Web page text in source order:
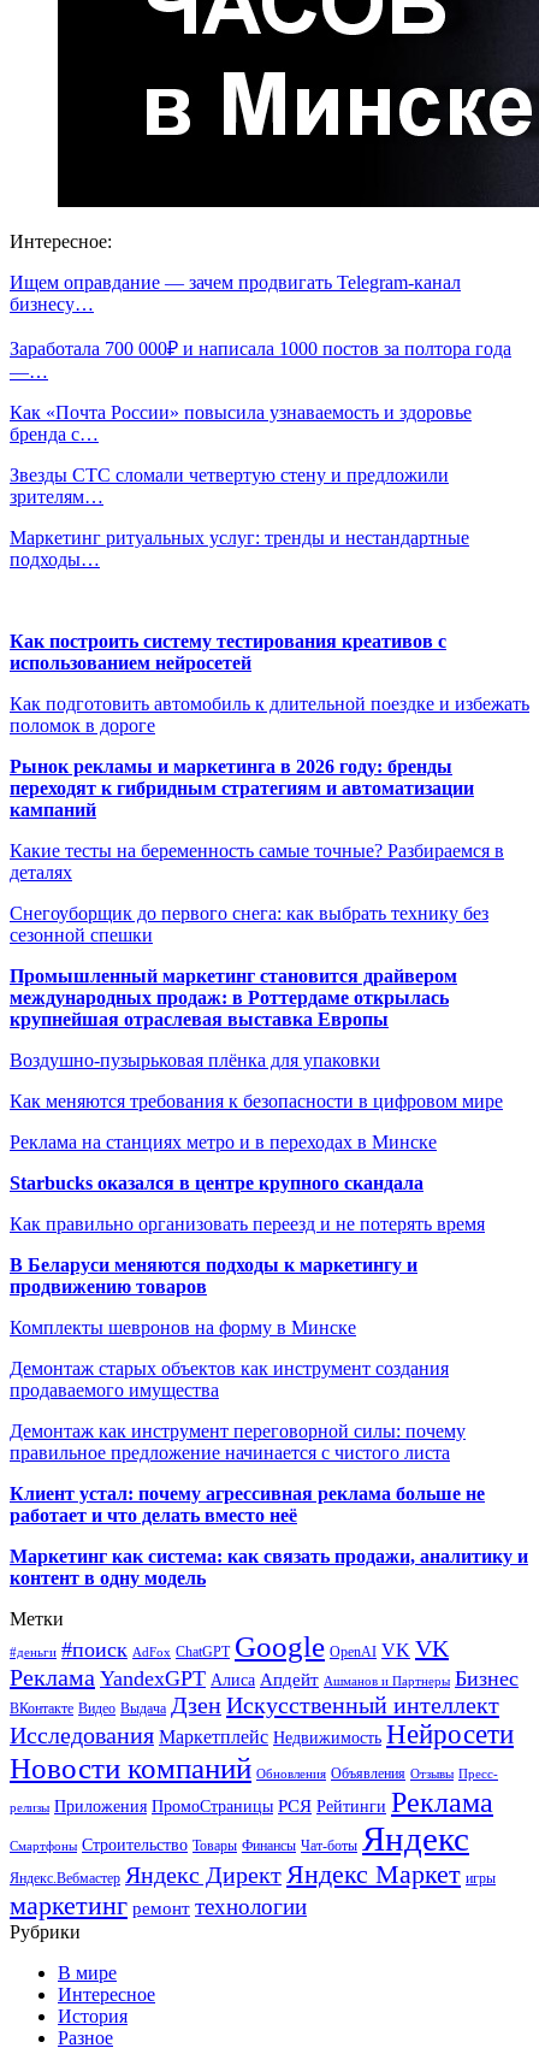
Интересное:
Ищем оправдание — зачем продвигать Telegram-канал
бизнесу…
Заработала 700 000₽ и написала 1000 постов за полтора года
—…
Как «Почта России» повысила узнаваемость и здоровье
бренда с…
Звезды СТС сломали четвертую стену и предложили
зрителям…
Маркетинг ритуальных услуг: тренды и нестандартные
подходы…
Как построить систему тестирования креативов с
использованием нейросетей
Как подготовить автомобиль к длительной поездке и избежать
поломок в дороге
Рынок рекламы и маркетинга в 2026 году: бренды
переходят к гибридным стратегиям и автоматизации
кампаний
Какие тесты на беременность самые точные? Разбираемся в
деталях
Снегоуборщик до первого снега: как выбрать технику без
сезонной спешки
Промышленный маркетинг становится драйвером
международных продаж: в Роттердаме открылась
крупнейшая отраслевая выставка Европы
Воздушно-пузырьковая плёнка для упаковки
Как меняются требования к безопасности в цифровом мире
Реклама на станциях метро и в переходах в Минске
Starbucks оказался в центре крупного скандала
Как правильно организовать переезд и не потерять время
В Беларуси меняются подходы к маркетингу и
продвижению товаров
Комплекты шевронов на форму в Минске
Демонтаж старых объектов как инструмент создания
продаваемого имущества
Демонтаж как инструмент переговорной силы: почему
правильное предложение начинается с чистого листа
Клиент устал: почему агрессивная реклама больше не
работает и что делать вместо неё
Маркетинг как система: как связать продажи, аналитику и
контент в одну модель
Метки
#деньги #поиск AdFox ChatGPT Google OpenAI VK VK
Реклама YandexGPT Алиса Апдейт Ашманов и Партнеры Бизнес
ВКонтакте Видео Выдача ДзенИскусственный интеллект
Исследования Маркетплейс Недвижимость Нейросети
Новости компаний Обновления Объявления Отзывы Пресс-
релизы Приложения ПромоСтраницы РСЯ Рейтинги Реклама
Смартфоны Строительство Товары Финансы Чат-боты Яндекс
Яндекс.Вебмастер Яндекс Директ Яндекс Маркет игры
маркетинг ремонт технологии
Рубрики
В мире
Интересное
История
Разное